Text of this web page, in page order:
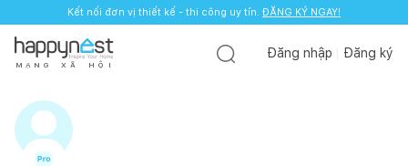
Kết nối đơn vị thiết kế - thi công uy tín. ĐĂNG KÝ NGAY!
Kết nối đơn vị thiết kế - thi công uy tín. ĐĂNG KÝ NGAY!
M Ạ N G X Ã H Ộ I
Đăng nhập Đăng ký